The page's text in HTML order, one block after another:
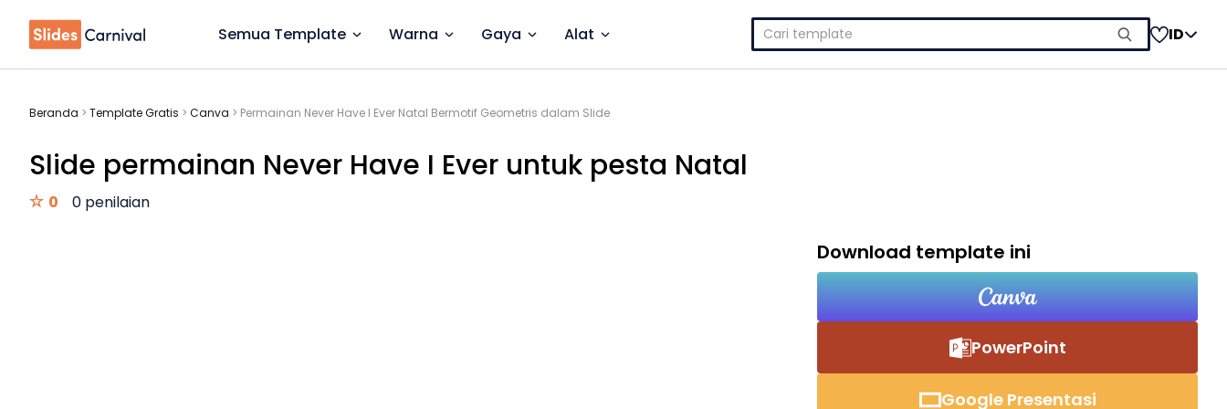
Semua Template Warna Gaya Alat
Cari
untuk:
ID
Beranda > Template Gratis > Canva > Permainan Never Have I Ever Natal Bermotif Geometris dalam Slide
Slide permainan Never Have I Ever untuk pesta Natal
0 0 penilaian
Download template ini
PowerPoint
Google Presentasi